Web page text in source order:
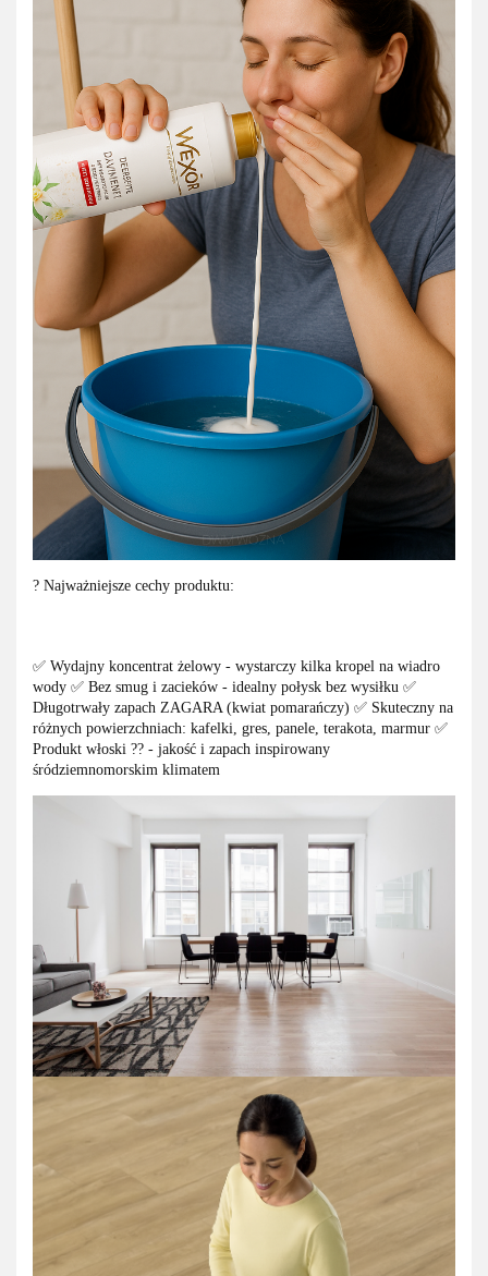
? Najważniejsze cechy produktu:
✅ Wydajny koncentrat żelowy - wystarczy kilka kropel na wiadro
wody ✅ Bez smug i zacieków - idealny połysk bez wysiłku ✅
Długotrwały zapach ZAGARA (kwiat pomarańczy) ✅ Skuteczny na
różnych powierzchniach: kafelki, gres, panele, terakota, marmur ✅
Produkt włoski ?? - jakość i zapach inspirowany
śródziemnomorskim klimatem